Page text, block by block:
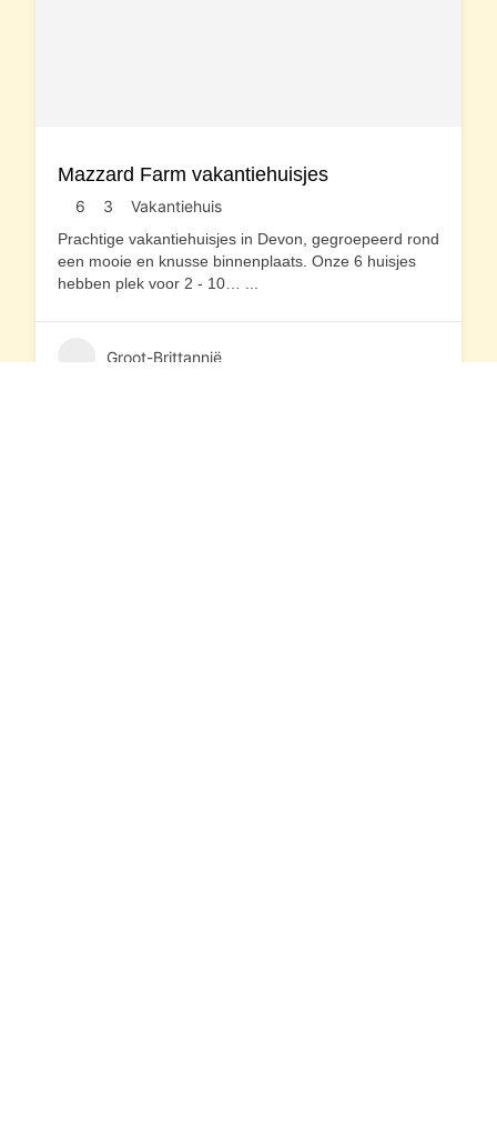
Mazzard Farm vakantiehuisjes
6 3 Vakantiehuis
Prachtige vakantiehuisjes in Devon, gegroepeerd rond
een mooie en knusse binnenplaats. Onze 6 huisjes
hebben plek voor 2 - 10… ...
Groot-Brittannië